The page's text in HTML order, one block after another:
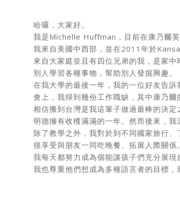
哈囉，大家好。
我是Michelle Huffman，目前在康乃爾英
我來自美國中西部，並在2011年於
來自大家庭並且有四位兄弟的我，是家
別人學習各種事物，幫助別人發掘興趣。
在我大學的最後一年，我的一位好友告
會上，我得到幾份工作職缺，其中康乃
相信搬到台灣是我這輩子做過最棒的決
明德擁有收穫滿滿的一年。然而後來，
除了教學之外，我對於到不同國家旅行
很享受與朋友一同吃晚餐、拓展人際關係。
我每天都努力成為個能讓孩子們充分展
我也尊重他們想成為多種語言者的目標，